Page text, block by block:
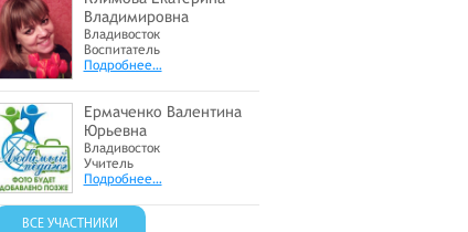
Владимировна
Владивосток
Воспитатель
Подробнее…
Ермаченко Валентина
Юрьевна
Владивосток
Учитель
Подробнее…
ВСЕ УЧАСТНИКИ